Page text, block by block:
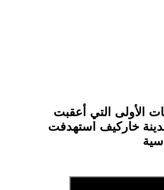
الأولى التي أعقبت
خاركيف استهدفت